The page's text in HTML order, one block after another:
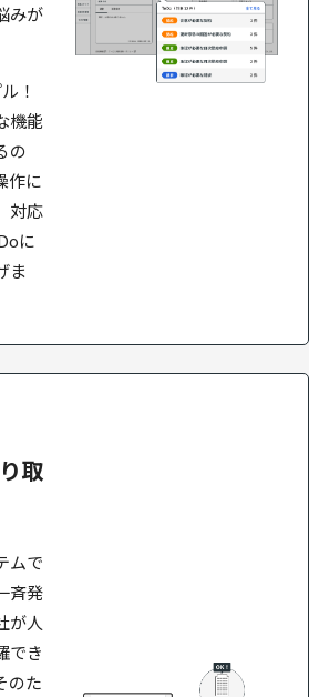
みが
！
機能
の
作に
対応
に
ま
取
ムで
斉発
が人
でき
のた